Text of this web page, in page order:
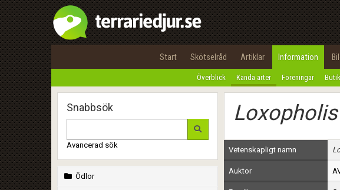
Start Skötselråd Artiklar Information
Överblick Kända arter Föreningar
Snabbsök
Avancerad sök
Ödlor
Vetenskapligt namn
Auktor
integritetspolicy
Namn:
Epost:
Användarnamn:
Lösenord:
Terms of Service
Begär nytt